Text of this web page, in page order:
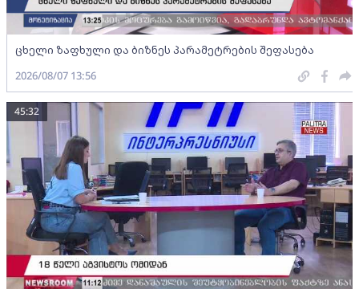
ცხელი ზაფხული და ბიზნეს პარამეტრების შეფასება
2026/08/07 13:56
45:32